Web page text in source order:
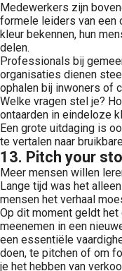
Medewerkers zijn
formele leiders van een
kleur bekennen, hun
delen.
Professionals bij
organisaties dienen
ophalen bij inwoners of
Welke vragen stel je?
ontaarden in eindeloze
Een grote uitdaging is
te vertalen naar
13. Pitch your
Meer mensen willen
Lange tijd was het
mensen het verhaal
Op dit moment geldt
meenemen in een
een essentiële
doen, te pitchen of om
je het hebben van